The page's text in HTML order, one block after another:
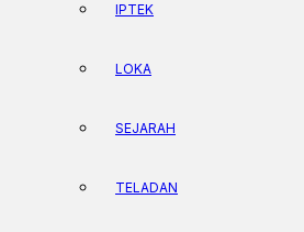
IPTEK
LOKA
SEJARAH
TELADAN